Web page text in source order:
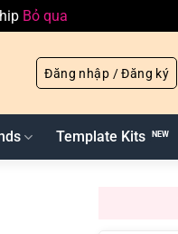
Bỏ qua
Đăng nhập / Đăng ký
Template Kits